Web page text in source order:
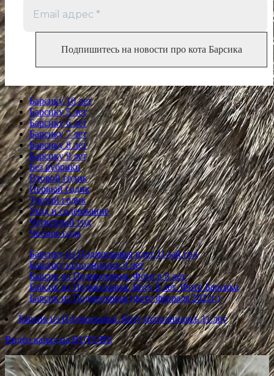
Барсику 10 лет
Барсику 5 лет
Барсику 6 лет
Барсику 7 лет
Барсику 8 лет
Барсику 9 лет
Без рубрики
Второй годик
Первый годик
Третий годик
Уход и содержание
Четвертый год
Четыре года
Барсику из Подмосковья идет 11-ый год
Барсику исполнилось 9 лет
Барсик из Подмосковья. Фото в 8 лет.
Барсик из Подмосковья. Коту 8 лет. Фото Барсика
Барсик из Подмосковья (фото февраля 2022г.)
Барсик из Подмосковья. Коту исполнилось 11 лет
Видео канал на RUTUBE